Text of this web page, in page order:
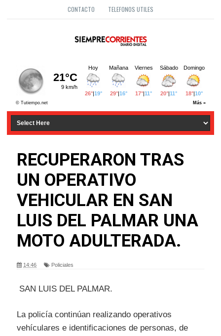
CONTACTO TELEFONOS UTILES
RECUPERARON TRAS
UN OPERATIVO
VEHICULAR EN SAN
LUIS DEL PALMAR UNA
MOTO ADULTERADA.
14:46 Policiales
SAN LUIS DEL PALMAR.
La policía continúan realizando operativos
vehículares e identificaciones de personas, de